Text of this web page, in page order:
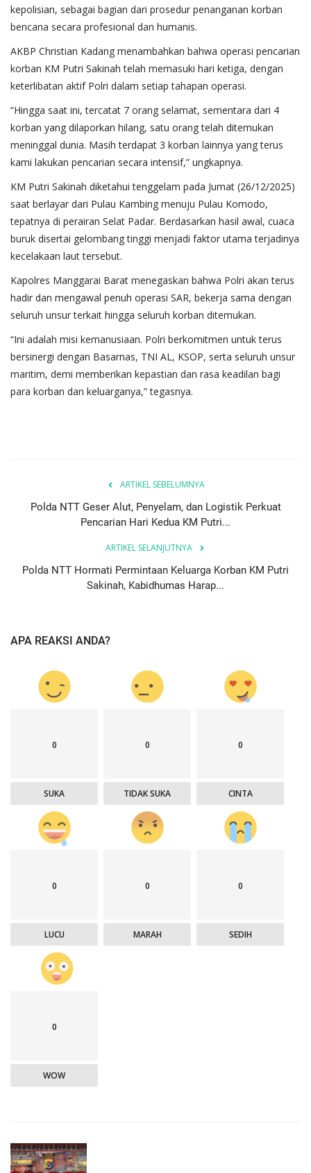
kepolisian, sebagai bagian dari prosedur penanganan korban
bencana secara profesional dan humanis.
AKBP Christian Kadang menambahkan bahwa operasi pencarian
korban KM Putri Sakinah telah memasuki hari ketiga, dengan
keterlibatan aktif Polri dalam setiap tahapan operasi.
“Hingga saat ini, tercatat 7 orang selamat, sementara dari 4
korban yang dilaporkan hilang, satu orang telah ditemukan
meninggal dunia. Masih terdapat 3 korban lainnya yang terus
kami lakukan pencarian secara intensif,” ungkapnya.
KM Putri Sakinah diketahui tenggelam pada Jumat (26/12/2025)
saat berlayar dari Pulau Kambing menuju Pulau Komodo,
tepatnya di perairan Selat Padar. Berdasarkan hasil awal, cuaca
buruk disertai gelombang tinggi menjadi faktor utama terjadinya
kecelakaan laut tersebut.
Kapolres Manggarai Barat menegaskan bahwa Polri akan terus
hadir dan mengawal penuh operasi SAR, bekerja sama dengan
seluruh unsur terkait hingga seluruh korban ditemukan.
“Ini adalah misi kemanusiaan. Polri berkomitmen untuk terus
bersinergi dengan Basarnas, TNI AL, KSOP, serta seluruh unsur
maritim, demi memberikan kepastian dan rasa keadilan bagi
para korban dan keluarganya,” tegasnya.
ARTIKEL SEBELUMNYA
Polda NTT Geser Alut, Penyelam, dan Logistik Perkuat
Pencarian Hari Kedua KM Putri...
ARTIKEL SELANJUTNYA
Polda NTT Hormati Permintaan Keluarga Korban KM Putri
Sakinah, Kabidhumas Harap...
APA REAKSI ANDA?
0
SUKA
0
TIDAK SUKA
0
CINTA
0
LUCU
0
MARAH
0
SEDIH
0
WOW